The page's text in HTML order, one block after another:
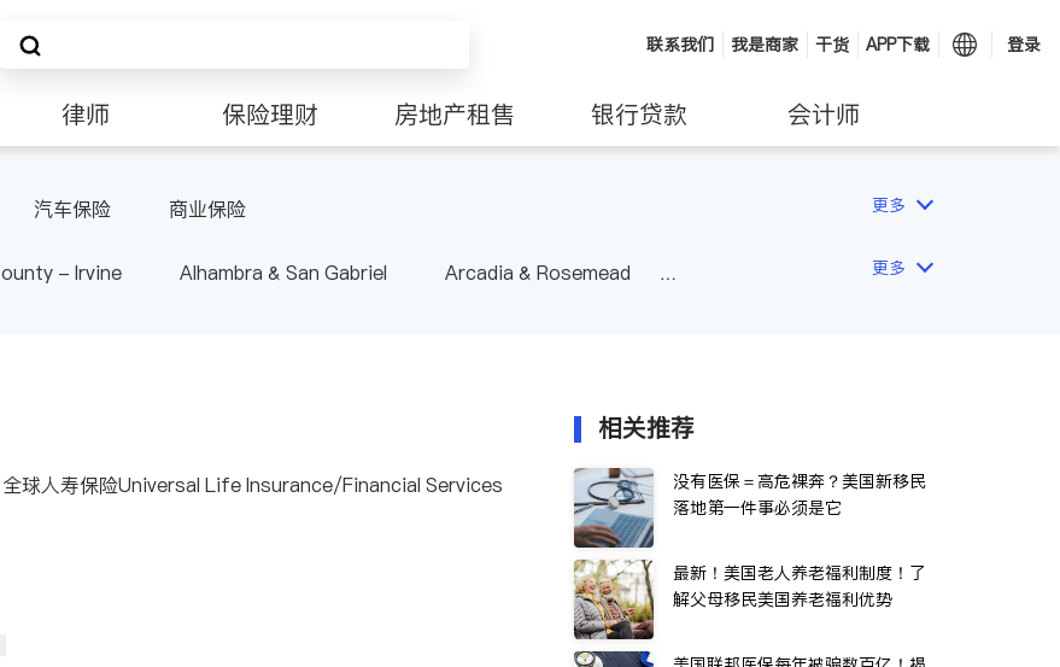
联系我们 我是商家 干货 APP下载 登录
律师 保险理财 房地产租售 银行贷款 会计师
汽车保险 商业保险 更多
- Irvine Alhambra & San Gabriel
Arcadia & Rosemead
更多
全球人寿保险Universal Life Insurance/Financial Services
相关推荐
没有医保＝高危裸奔？美国新移民
落地第一件事必须是它
最新！美国老人养老福利制度！了
解父母移民美国养老福利优势